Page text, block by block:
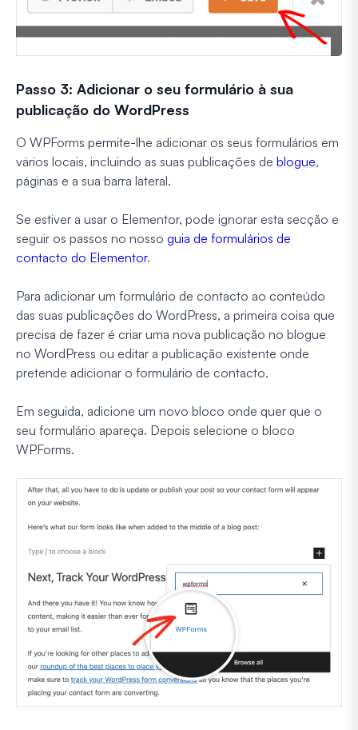
Passo 3: Adicionar o seu formulário à sua
publicação do WordPress
O WPForms permite-lhe adicionar os seus formulários em
vários locais, incluindo as suas publicações de blogue,
páginas e a sua barra lateral.
Se estiver a usar o Elementor, pode ignorar esta secção e
seguir os passos no nosso guia de formulários de
contacto do Elementor.
Para adicionar um formulário de contacto ao conteúdo
das suas publicações do WordPress, a primeira coisa que
precisa de fazer é criar uma nova publicação no blogue
no WordPress ou editar a publicação existente onde
pretende adicionar o formulário de contacto.
Em seguida, adicione um novo bloco onde quer que o
seu formulário apareça. Depois selecione o bloco
WPForms.